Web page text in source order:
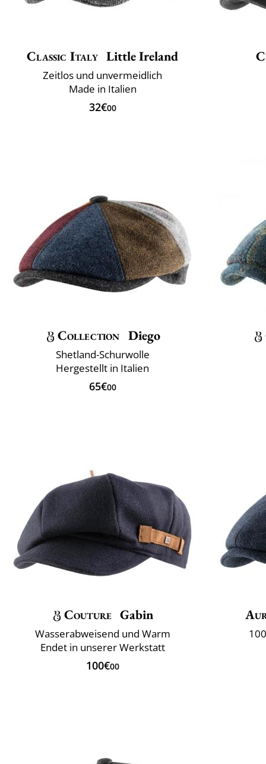
Classic Italy Little Ireland
Zeitlos und unvermeidlich
Made in Italien
32€00
Collection Diego
Shetland-Schurwolle
Hergestellt in Italien
65€00
Couture Gabin
Wasserabweisend und Warm
Endet in unserer Werkstatt
100€00